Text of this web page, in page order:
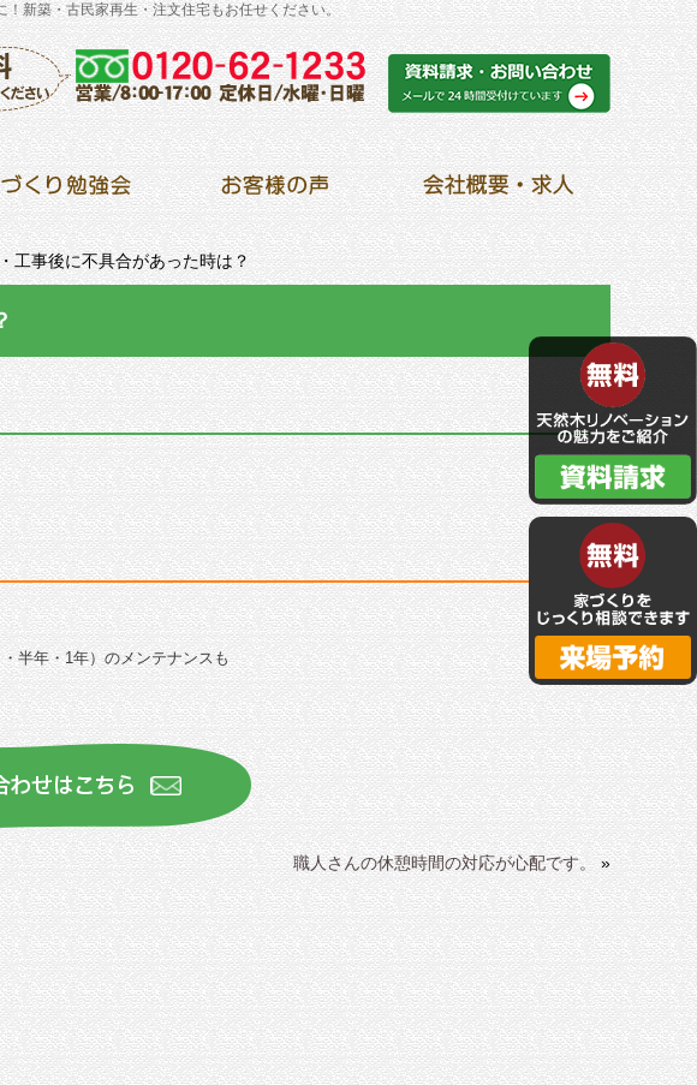
新築・古民家再生・注文住宅もお任せください。
工事後に不具合があった時は？
半年・1年）のメンテナンスも
職人さんの休憩時間の対応が心配です。 »